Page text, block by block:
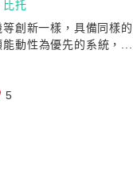
比托
創新一樣，具備同樣的
動性為優先的系統，...
5